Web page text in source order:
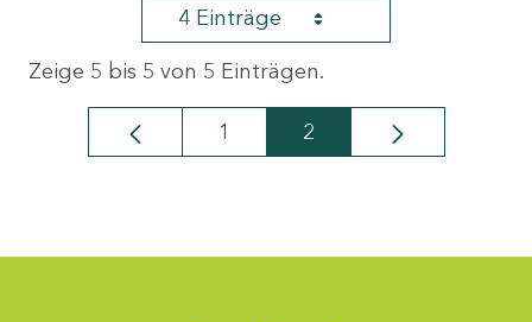
4 Einträge
Zeige 5 bis 5 von 5 Einträgen.
Seite
1 Seite
2